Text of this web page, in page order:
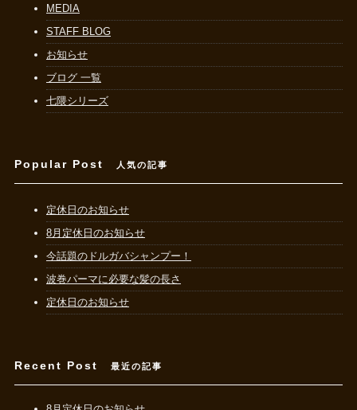
MEDIA
STAFF BLOG
お知らせ
ブログ 一覧
七隈シリーズ
Popular Post 人気の記事
定休日のお知らせ
8月定休日のお知らせ
今話題のドルガバシャンプー！
波巻パーマに必要な髪の長さ
定休日のお知らせ
Recent Post 最近の記事